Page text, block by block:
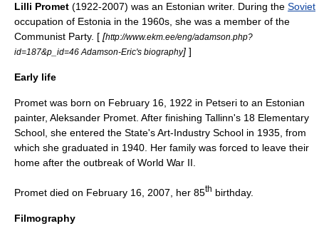
Lilli Promet (1922-2007) was an Estonian writer. During the Soviet
occupation of Estonia in the 1960s, she was a member of the
Communist Party. [ [http://www.ekm.ee/eng/adamson.php?
id=187&p_id=46 Adamson-Eric's biography] ]
Early life
Promet was born on February 16 1922 in Petseri to an Estonian
painter, Aleksander Promet. After finishing Tallinn's 18 Elementary
School, she entered the State's Art-Industry School in 1935, from
which she graduated in 1940. Her family was forced to leave their
home after the outbreak of World War II
Promet died on February 16 2007 , her 85th birthday.
Filmography